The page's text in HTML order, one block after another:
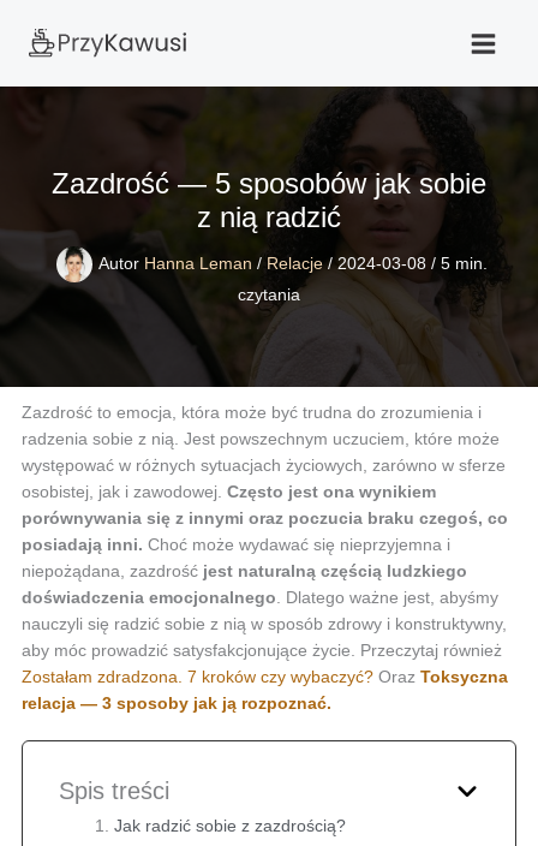
Zazdrość — 5 sposobów jak sobie
z nią radzić
Autor Hanna Leman / Relacje/ 2024-03-08 / 5 min.
czytania
Zazdrość to emocja, która może być trudna do zrozumienia i
radzenia sobie z nią. Jest powszechnym uczuciem, które może
występować w różnych sytuacjach życiowych, zarówno w sferze
osobistej, jak i zawodowej. Często jest ona wynikiem
porównywania się z innymi oraz poczucia braku czegoś, co
posiadają inni. Choć może wydawać się nieprzyjemna i
niepożądana, zazdrośćjest naturalną częścią ludzkiego
doświadczenia emocjonalnego . Dlatego ważne jest, abyśmy
nauczyli się radzić sobie z nią w sposób zdrowy i konstruktywny,
aby móc prowadzić satysfakcjonujące życie. Przeczytaj również
Zostałam zdradzona. 7 kroków czy wybaczyć?Oraz Toksyczna
relacja — 3 sposoby jak ją rozpoznać.
Spis treści
Jak radzić sobie z zazdrością?